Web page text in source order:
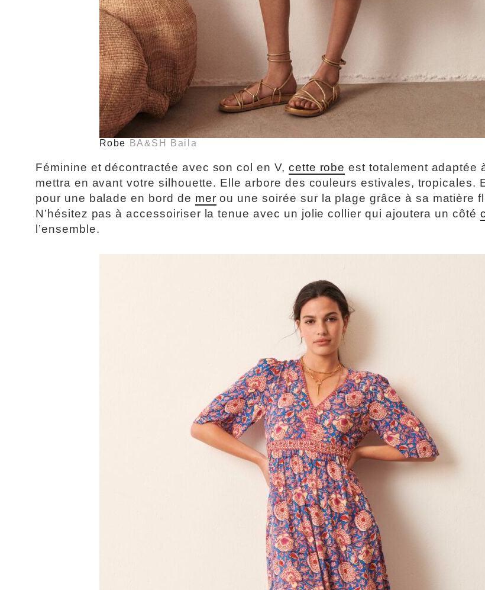
Robe BA&SH Baila
Féminine et décontractée avec son col en V, cette robe est totalement adaptée
mettra en avant votre silhouette. Elle arbore des couleurs estivales, tropicales.
pour une balade en bord de mer ou une soirée sur la plage grâce à sa matière
N’hésitez pas à accessoiriser la tenue avec un jolie collier qui ajoutera un côté
l’ensemble.